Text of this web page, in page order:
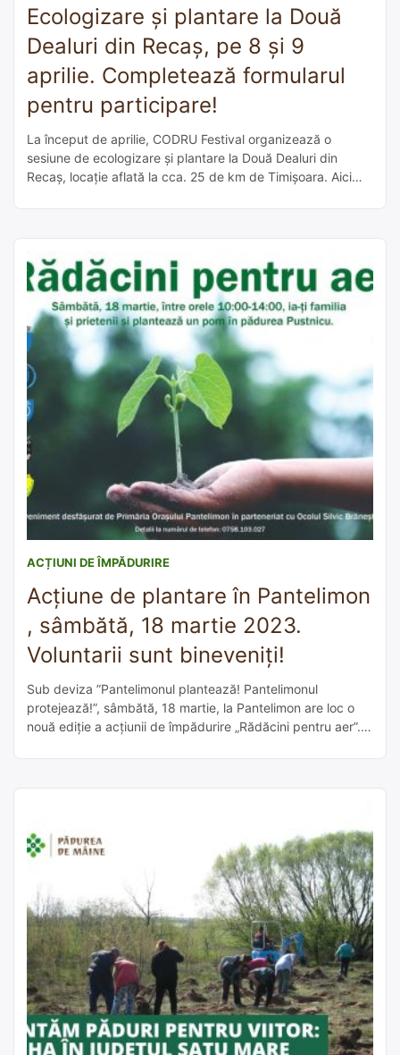
Ecologizare și plantare la Două
Dealuri din Recaș, pe 8 și 9
aprilie. Completează formularul
pentru participare!
La început de aprilie, CODRU Festival organizează o
sesiune de ecologizare și plantare la Două Dealuri din
Recaș, locație aflată la cca. 25 de km de Timișoara. Aici
ACȚIUNI DE ÎMPĂDURIRE
Acțiune de plantare în Pantelimon
, sâmbătă, 18 martie 2023.
Voluntarii sunt bineveniți!
Sub deviza ”Pantelimonul plantează! Pantelimonul
protejează!”, sâmbătă, 18 martie, la Pantelimon are loc o
nouă ediție a acțiunii de împădurire „Rădăcini pentru aer”.